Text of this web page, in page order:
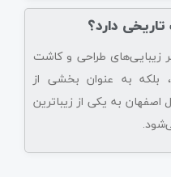
دارد؟
زیبایی‌های طراحی و کاشت
بلکه به عنوان بخشی از
به یکی از زیباترین